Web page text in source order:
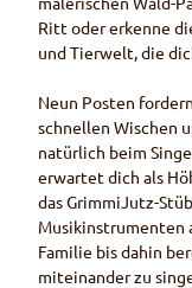
Ritt oder erkenne
und Tierwelt, die
Neun Posten
schnellen Wischen
natürlich beim
erwartet dich als
das GrimmiJutz-
Musikinstrumenten
Familie bis dahin
miteinander zu